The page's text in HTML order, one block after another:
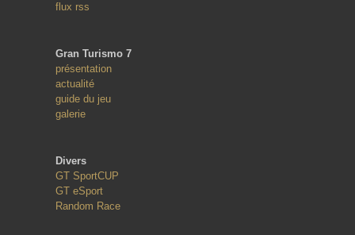
flux rss
Gran Turismo 7
présentation
actualité
guide du jeu
galerie
Divers
GT SportCUP
GT eSport
Random Race